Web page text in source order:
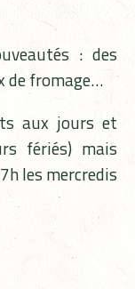
: des
de fromage…
aux jours et
fériés) mais
les mercredis